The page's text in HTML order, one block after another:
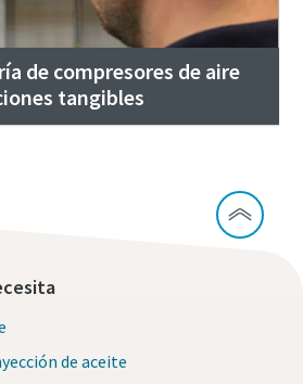
de compresores de aire
tangibles
de aceite